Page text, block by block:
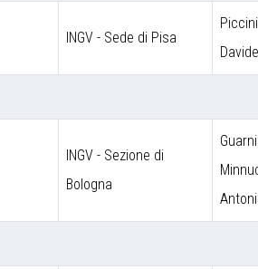
INGV - Sede di Pisa
Davide
INGV - Sezione di
Bologna